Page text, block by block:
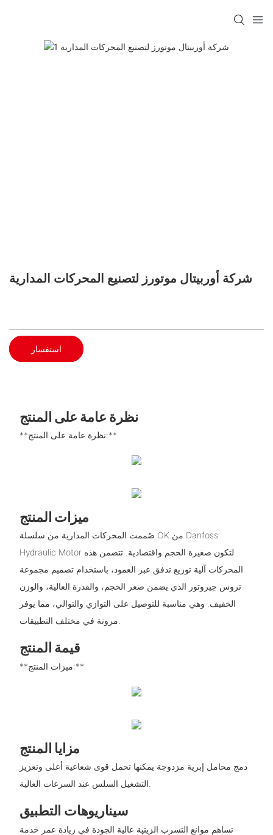
شركة أوربيتال موتورز لتصنيع المحركات المدارية
استفسار
نظرة عامة على المنتج
**نظرة عامة على المنتج:**
ميزات المنتج
صُممت المحركات المدارية من سلسلة OK من Danfoss
Hydraulic Motor لتكون صغيرة الحجم واقتصادية. تتضمن هذه
المحركات آلية توزيع تدفق عبر العمود، باستخدام تصميم مجموعة
تروس جيروتور الذي يضمن صغر الحجم، والقدرة العالية، والوزن
الخفيف. وهي مناسبة للتوصيل على التوازي والتوالي، مما يوفر
مرونة في مختلف التطبيقات.
قيمة المنتج
**ميزات المنتج:**
مزايا المنتج
دمج محامل إبرية مزدوجة يمكنها تحمل قوى شعاعية أعلى وتعزيز
سيناريوهات التطبيق
تساهم موانع التسرب الزيتية عالية الجودة في زيادة عمر خدمة